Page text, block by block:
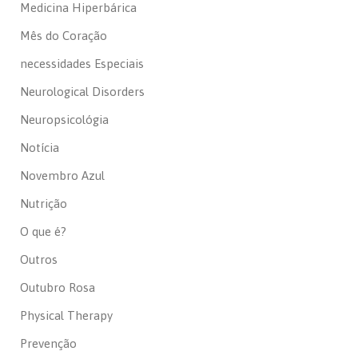
Medicina Hiperbárica
Mês do Coração
necessidades Especiais
Neurological Disorders
Neuropsicológia
Notícia
Novembro Azul
Nutrição
O que é?
Outros
Outubro Rosa
Physical Therapy
Prevenção